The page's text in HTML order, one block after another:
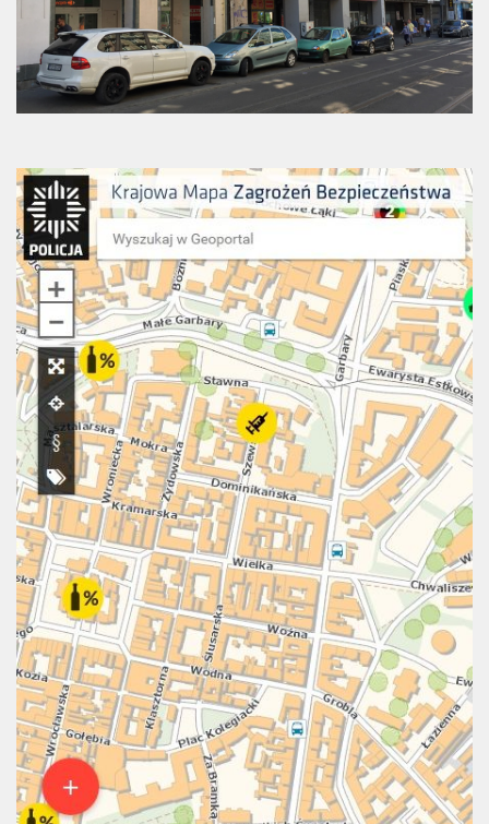
Strefa Tempo 30 – etap II i III
Strefa Tempo 30 – etap IV
Nowa organizacja ruchu – ul. Św. Marcin, Ratajczaka, Al.
Marcinkowskiego (Tempo 30)
Galeria
Kontakt
Dla mediów